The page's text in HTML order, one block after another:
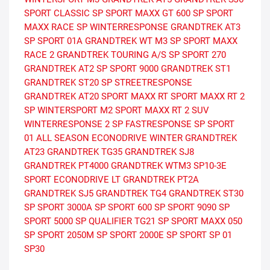
SPORT CLASSIC SP SPORT MAXX GT 600 SP SPORT
MAXX RACE SP WINTERRESPONSE GRANDTREK AT3
SP SPORT 01A GRANDTREK WT M3 SP SPORT MAXX
RACE 2 GRANDTREK TOURING A/S SP SPORT 270
GRANDTREK AT2 SP SPORT 9000 GRANDTREK ST1
GRANDTREK ST20 SP STREETRESPONSE
GRANDTREK AT20 SPORT MAXX RT SPORT MAXX RT 2
SP WINTERSPORT M2 SPORT MAXX RT 2 SUV
WINTERRESPONSE 2 SP FASTRESPONSE SP SPORT
01 ALL SEASON ECONODRIVE WINTER GRANDTREK
AT23 GRANDTREK TG35 GRANDTREK SJ8
GRANDTREK PT4000 GRANDTREK WTM3 SP10-3E
SPORT ECONODRIVE LT GRANDTREK PT2A
GRANDTREK SJ5 GRANDTREK TG4 GRANDTREK ST30
SP SPORT 3000A SP SPORT 600 SP SPORT 9090 SP
SPORT 5000 SP QUALIFIER TG21 SP SPORT MAXX 050
SP SPORT 2050M SP SPORT 2000E SP SPORT SP 01
SP30